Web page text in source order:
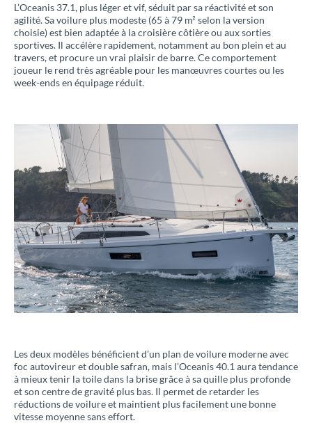
L’Oceanis 37.1, plus léger et vif, séduit par sa réactivité et son
agilité. Sa voilure plus modeste (65 à 79 m² selon la version
choisie) est bien adaptée à la croisière côtière ou aux sorties
sportives. Il accélère rapidement, notamment au bon plein et au
travers, et procure un vrai plaisir de barre. Ce comportement
joueur le rend très agréable pour les manœuvres courtes ou les
week-ends en équipage réduit.
Les deux modèles bénéficient d’un plan de voilure moderne avec
foc autovireur et double safran, mais l’Oceanis 40.1 aura tendance
à mieux tenir la toile dans la brise grâce à sa quille plus profonde
et son centre de gravité plus bas. Il permet de retarder les
réductions de voilure et maintient plus facilement une bonne
vitesse moyenne sans effort.